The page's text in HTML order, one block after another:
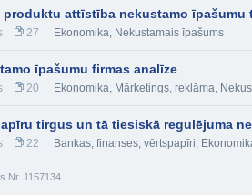
produktu attīstība nekustamo īpašumu
27 Ekonomika, Nekustamais īpašums
īpašumu firmas analīze
20 Ekonomika, Mārketings, reklāma,
tirgus un tā tiesiskā regulējuma
22 Bankas, finanses, vērtspapīri,
Nr. 1157134